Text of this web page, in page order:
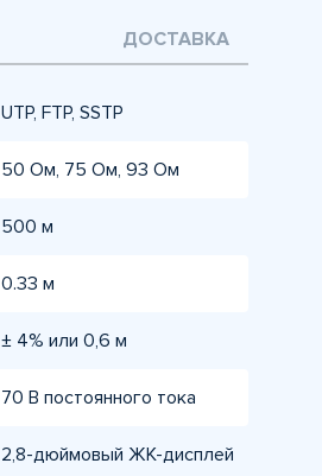
ДОСТАВКА
UTP, FTP, SSTP
50 Ом, 75 Ом, 93 Ом
500 м
0.33 м
± 4% или 0,6 м
70 В постоянного тока
2,8-дюймовый ЖК-дисплей